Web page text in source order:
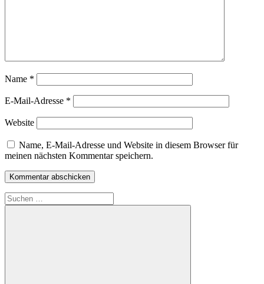
Name *
E-Mail-Adresse *
Website
Name, E-Mail-Adresse und Website in diesem Browser für
meinen nächsten Kommentar speichern.
Suchen
nach: